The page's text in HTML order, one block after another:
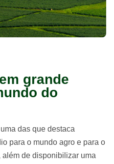
grande
do
das que destaca
para o mundo agro e para o
de disponibilizar uma